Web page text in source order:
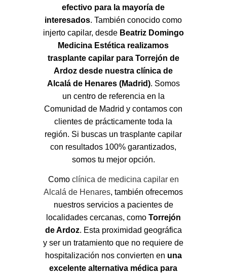
efectivo para la mayoría de
interesados. También conocido como
injerto capilar, desde Beatriz Domingo
Medicina Estética realizamos
trasplante capilar para Torrejón de
Ardoz desde nuestra clínica de
Alcalá de Henares (Madrid). Somos
un centro de referencia en la
Comunidad de Madrid y contamos con
clientes de prácticamente toda la
región. Si buscas un trasplante capilar
con resultados 100% garantizados,
somos tu mejor opción.
Como clínica de medicina capilar en
Alcalá de Henares, también ofrecemos
nuestros servicios a pacientes de
localidades cercanas, como Torrejón
de Ardoz. Esta proximidad geográfica
y ser un tratamiento que no requiere de
hospitalización nos convierten en una
excelente alternativa médica para